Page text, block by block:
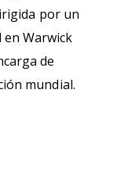
por un
Warwick
de
mundial.